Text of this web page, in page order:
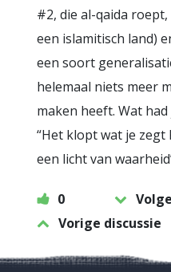
#2, die al-qaida
een islamitisch land)
een soort
helemaal niets meer
maken heeft. Wat
“Het klopt wat je
een licht van
0
Vorige discussie